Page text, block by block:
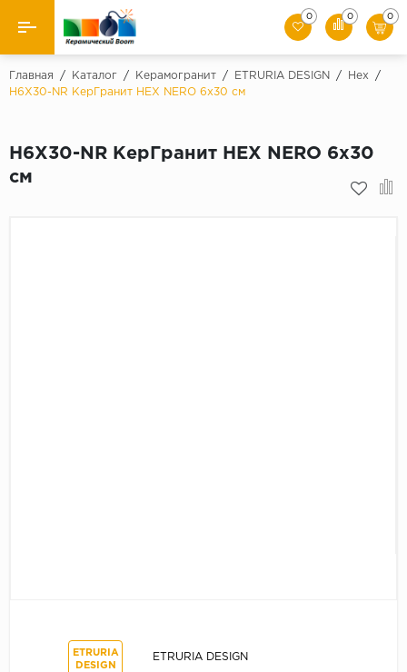
Назад
Керамическая плитка
0 0 0
Главная / Каталог / Керамогранит / ETRURIA DESIGN / Hex
/
H6X30-NR КерГранит HEX NERO 6x30 см
H6X30-NR КерГранит HEX NERO 6x30
см
ETRURIA
DESIGN
ETRURIA DESIGN